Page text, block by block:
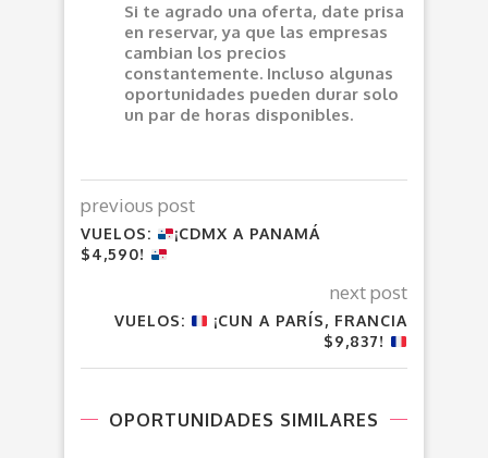
Si te agrado una oferta, date prisa
en reservar, ya que las empresas
cambian los precios
constantemente. Incluso algunas
oportunidades pueden durar solo
un par de horas disponibles.
previous post
VUELOS:
¡CDMX A PANAMÁ
$4,590!
next post
VUELOS:
¡CUN A PARÍS, FRANCIA
$9,837!
OPORTUNIDADES SIMILARES